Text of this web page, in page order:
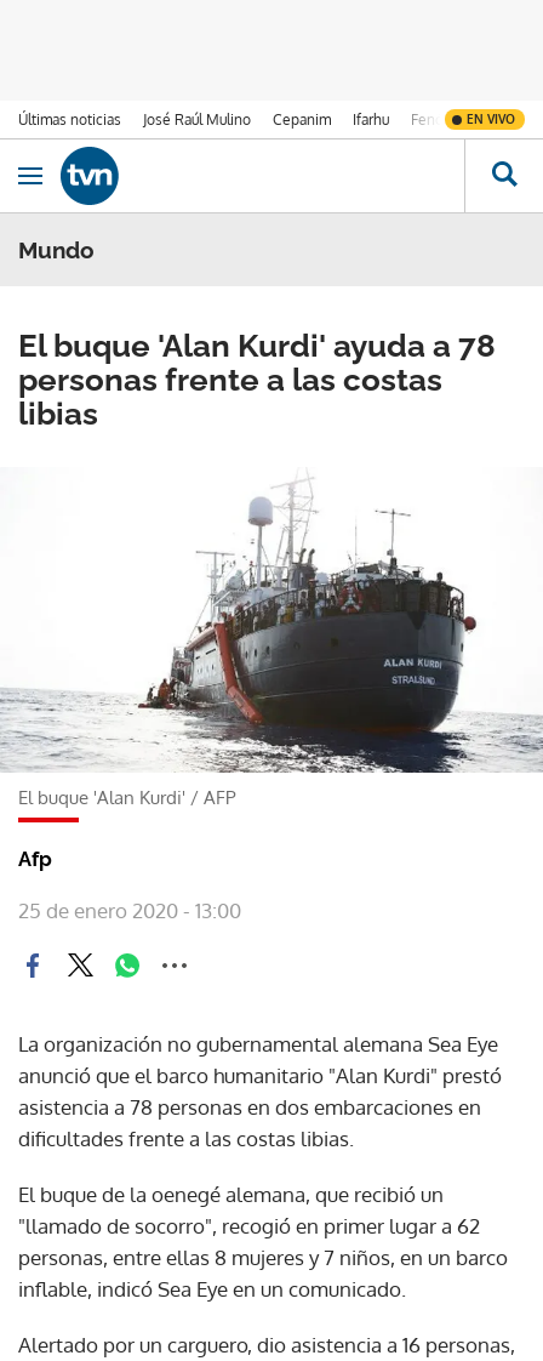
Últimas noticias José Raúl Mulino Cepanim Ifarhu Fenómeno de El
EN VIVO
Ir al contenido
Obrir navegació
Mundo
El buque 'Alan Kurdi' ayuda a 78
personas frente a las costas
libias
El buque 'Alan Kurdi' / AFP
Afp
25 de enero 2020 - 13:00
La organización no gubernamental alemana Sea Eye
anunció que el barco humanitario "Alan Kurdi" prestó
asistencia a 78 personas en dos embarcaciones en
dificultades frente a las costas libias.
El buque de la oenegé alemana, que recibió un
"llamado de socorro", recogió en primer lugar a 62
personas, entre ellas 8 mujeres y 7 niños, en un barco
inflable, indicó Sea Eye en un comunicado.
Alertado por un carguero, dio asistencia a 16 personas,